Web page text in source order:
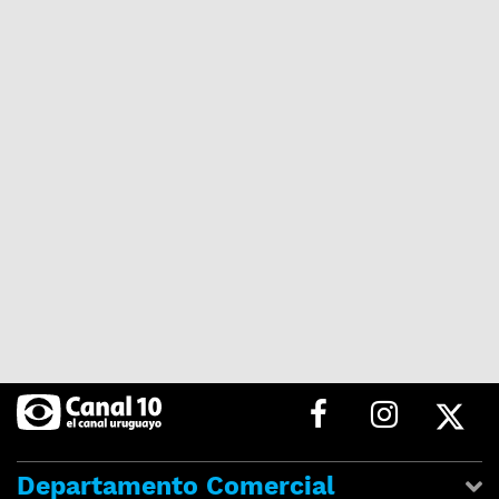
Departamento Comercial